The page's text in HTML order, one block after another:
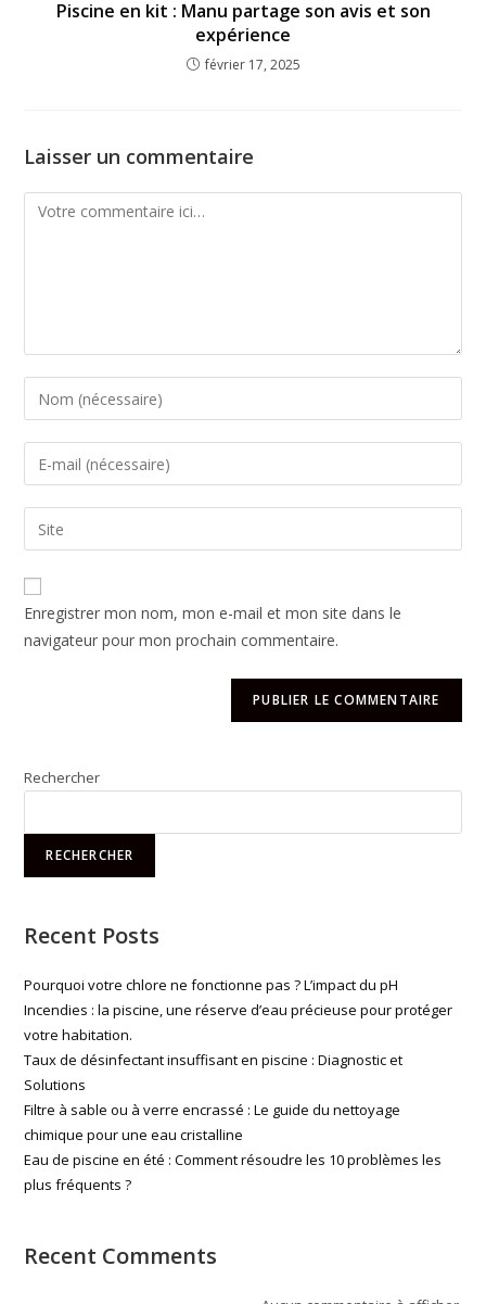
Piscine en kit : Manu partage son avis et son
expérience
février 17, 2025
Laisser un commentaire
Enregistrer mon nom, mon e-mail et mon site dans le
navigateur pour mon prochain commentaire.
Rechercher
RECHERCHER
Recent Posts
Pourquoi votre chlore ne fonctionne pas ? L’impact du pH
Incendies : la piscine, une réserve d’eau précieuse pour protéger
votre habitation.
Taux de désinfectant insuffisant en piscine : Diagnostic et
Solutions
Filtre à sable ou à verre encrassé : Le guide du nettoyage
chimique pour une eau cristalline
Eau de piscine en été : Comment résoudre les 10 problèmes les
plus fréquents ?
Recent Comments